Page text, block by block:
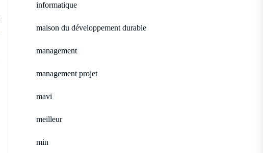
informatique
maison du développement durable
management
management projet
mavi
meilleur
min